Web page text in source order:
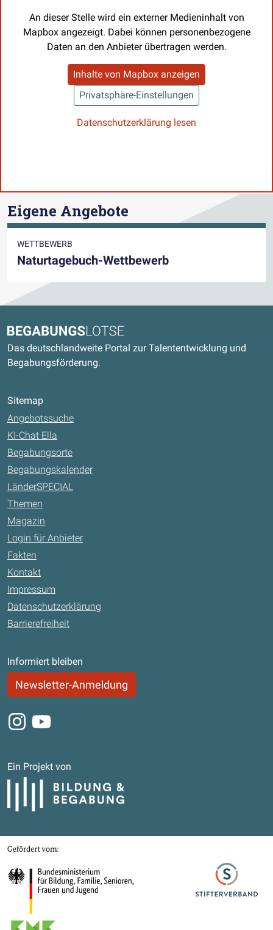
An dieser Stelle wird ein externer Medieninhalt von
Mapbox angezeigt. Dabei können personenbezogene
Daten an den Anbieter übertragen werden.
Inhalte von Mapbox anzeigen
Privatsphäre-Einstellungen
Datenschutzerklärung lesen
Eigene Angebote
WETTBEWERB
Naturtagebuch-Wettbewerb
Begabungslotse
Das deutschlandweite Portal zur Talententwicklung und
Begabungsförderung.
Sitemap
Angebotssuche
KI-Chat Ella
Begabungsorte
Begabungskalender
LänderSPECIAL
Themen
Magazin
Login für Anbieter
Fakten
Kontakt
Impressum
Datenschutzerklärung
Barrierefreiheit
Informiert bleiben
Newsletter-Anmeldung
Instagram
Youtube
Ein Projekt von
Bildung und Begabung
Gefördert von
Bundesministerium für Bildung, Familie, Senioren, Frauen und Jugend
Stifterverband
Kultusministerkonferenz